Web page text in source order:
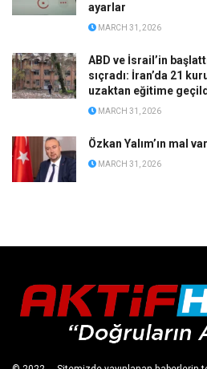
ayarlar
MARCH 31, 2026
ABD ve İsrail’in
sıçradı: İran’da 21
uzaktan eğitime
MARCH 31, 2026
Özkan Yalım’ın mal
MARCH 31, 2026